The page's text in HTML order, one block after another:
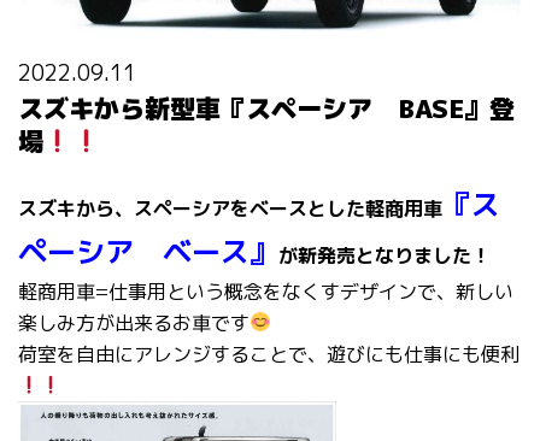
2022.09.11
スズキから新型車『スペーシア BASE』登
場
スズキから、スペーシアをベースとした軽商用車 『ス
ペーシア ベース』 が新発売となりました！
軽商用車=仕事用という概念をなくすデザインで、新しい
楽しみ方が出来るお車です
荷室を自由にアレンジすることで、遊びにも仕事にも便利